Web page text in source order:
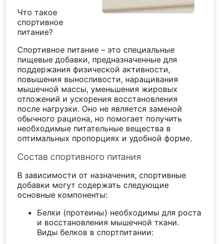
Что такое
спортивное
питание?
Спортивное питание – это специальные
пищевые добавки, предназначенные для
поддержания физической активности,
повышения выносливости, наращивания
мышечной массы, уменьшения жировых
отложений и ускорения восстановления
после нагрузки. Оно не является заменой
обычного рациона, но помогает получить
необходимые питательные вещества в
оптимальных пропорциях и удобной форме.
Состав спортивного питания
В зависимости от назначения, спортивные
добавки могут содержать следующие
основные компоненты:
Белки (протеины) необходимы для роста
и восстановления мышечной ткани.
Виды белков в спортпитании: